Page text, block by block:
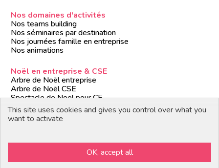
Nos domaines d'activités
Nos teams building
Nos séminaires par destination
Nos journées famille en entreprise
Nos animations
Noël en entreprise & CSE
Arbre de Noël entreprise
Arbre de Noël CSE
Spectacle de Noël pour CE
Animations de Noël entreprise
Formules de Noël clé en main
This site uses cookies and gives you control over what you
want to activate
OK, accept all